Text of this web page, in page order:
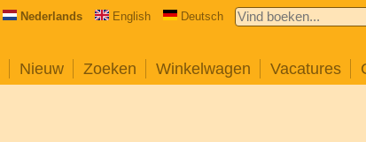
Nederlands English Deutsch
Nieuw Zoeken Winkelwagen Vacatures